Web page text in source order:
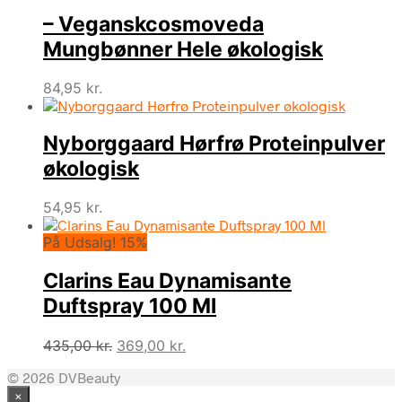
– Veganskcosmoveda
Mungbønner Hele økologisk
84,95 kr.
Nyborggaard Hørfrø Proteinpulver
økologisk
54,95 kr.
På Udsalg! 15%
Clarins Eau Dynamisante
Duftspray 100 Ml
435,00kr. Den
pris
369,00 kr.
© 2026 DVBeauty
×